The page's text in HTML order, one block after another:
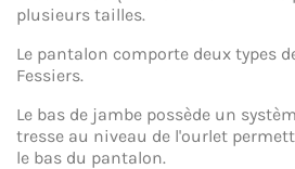
plusieurs tailles.
Le pantalon comporte deux types
Fessiers.
Le bas de jambe possède un
tresse au niveau de l'ourlet
le bas du pantalon.